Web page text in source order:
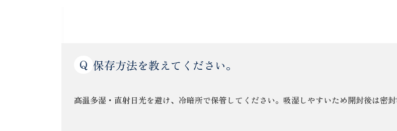
Q 保存方法を教えてください。
高温多湿・直射日光を避け、冷暗所で保管してください。吸湿しやすいため開封後は密封